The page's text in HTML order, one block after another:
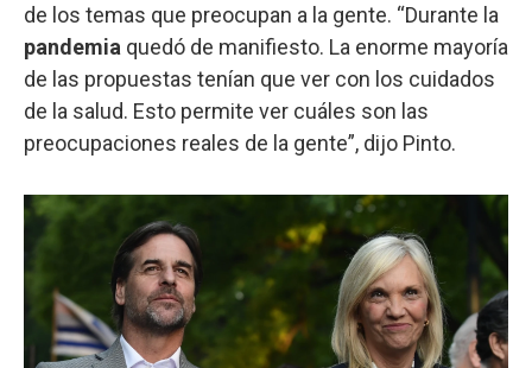
de los temas que preocupan a la gente. “Durante la
pandemia quedó de manifiesto. La enorme mayoría
de las propuestas tenían que ver con los cuidados
de la salud. Esto permite ver cuáles son las
preocupaciones reales de la gente”, dijo Pinto.